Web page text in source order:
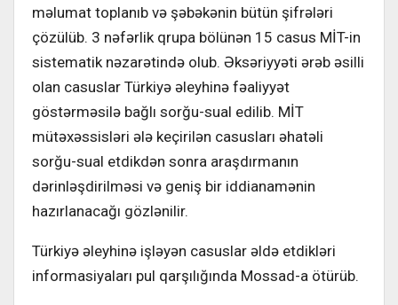
məlumat toplanıb və şəbəkənin bütün şifrələri
çözülüb. 3 nəfərlik qrupa bölünən 15 casus MİT-in
sistematik nəzarətində olub. Əksəriyyəti ərəb əsilli
olan casuslar Türkiyə əleyhinə fəaliyyət
göstərməsilə bağlı sorğu-sual edilib. MİT
mütəxəssisləri ələ keçirilən casusları əhatəli
sorğu-sual etdikdən sonra araşdırmanın
dərinləşdirilməsi və geniş bir iddianamənin
hazırlanacağı gözlənilir.
Türkiyə əleyhinə işləyən casuslar əldə etdikləri
informasiyaları pul qarşılığında Mossad-a ötürüb.